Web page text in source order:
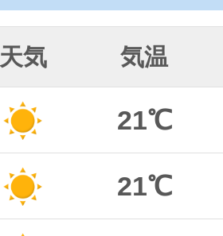
天気 気温
21℃
21℃